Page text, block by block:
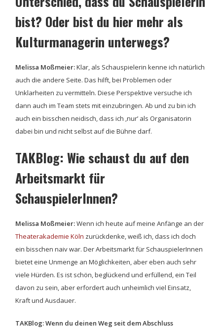
bist? Oder bist du hier mehr als
Kulturmanagerin unterwegs?
Melissa Moßmeier:Klar, als Schauspielerin kenne ich natürlich
auch die andere Seite. Das hilft, bei Problemen oder
Unklarheiten zu vermitteln. Diese Perspektive versuche ich
dann auch im Team stets mit einzubringen. Ab und zu bin ich
auch ein bisschen neidisch, dass ich ‚nur’ als Organisatorin
dabei bin und nicht selbst auf die Bühne darf.
TAKBlog: Wie schaust du auf den
Arbeitsmarkt für
SchauspielerInnen?
Melissa Moßmeier:Wenn ich heute auf meine Anfänge an der
Theaterakademie Köln zurückdenke, weiß ich, dass ich doch
ein bisschen naiv war. Der Arbeitsmarkt für SchauspielerInnen
bietet eine Unmenge an Möglichkeiten, aber eben auch sehr
viele Hürden. Es ist schön, beglückend und erfüllend, ein Teil
davon zu sein, aber erfordert auch unheimlich viel Einsatz,
Kraft und Ausdauer.
TAKBlog: Wenn du deinen Weg seit dem Abschluss